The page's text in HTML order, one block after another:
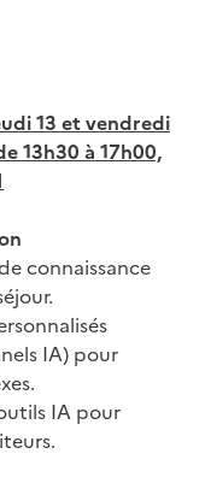
13 et vendredi
13h30 à 17h00,
connaissance
IA) pour
IA pour